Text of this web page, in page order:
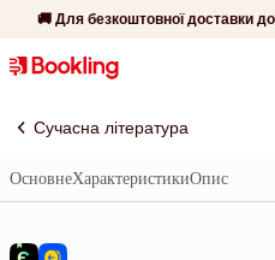
🚚 Для безкоштовної доставки
Сучасна література
ОсновнеХарактеристикиОпис